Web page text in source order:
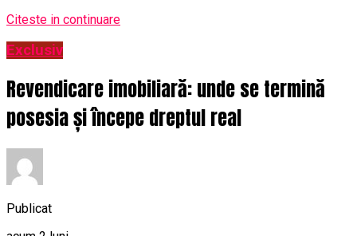
Citeste in continuare
Exclusiv
Revendicare imobiliară: unde se termină
posesia și începe dreptul real
Publicat